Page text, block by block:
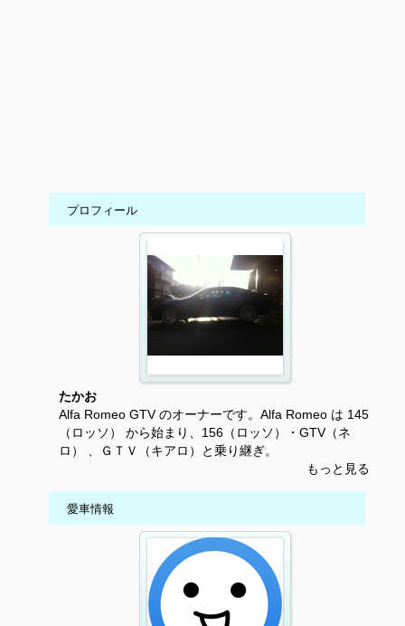
プロフィール
たかお
Alfa Romeo GTV のオーナーです。Alfa Romeo は 145
（ロッソ） から始まり、156（ロッソ）・GTV（ネ
ロ） 、ＧＴＶ（キアロ）と乗り継ぎ。
もっと見る
愛車情報